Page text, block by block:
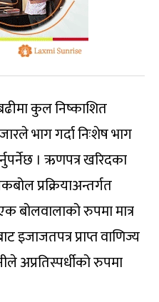
कुल निष्काशित
भाग गर्दा निःशेष भाग
। ऋणपत्र खरिदका
प्रक्रियाअन्तर्गत
एक बोलवालाको रुपमा मात्र
इजाजतपत्र प्राप्त वाणिज्य
अप्रतिस्पर्धीको रुपमा